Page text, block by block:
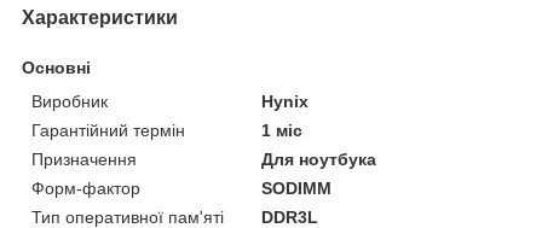
Характеристики
Основні
Виробник
Hynix
Гарантійний термін
1 міс
Призначення
Для ноутбука
Форм-фактор
SODIMM
Тип оперативної пам'яті
DDR3L